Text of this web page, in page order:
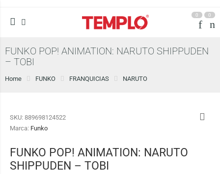
0 0
FUNKO POP! ANIMATION: NARUTO SHIPPUDEN
– TOBI
Home FUNKO FRANQUICIAS NARUTO
SKU: 889698124522
Marca: Funko
FUNKO POP! ANIMATION: NARUTO
SHIPPUDEN – TOBI